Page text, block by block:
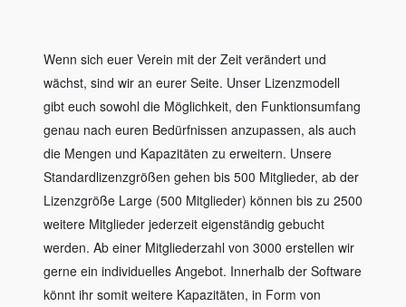
Wenn sich euer Verein mit der Zeit verändert und
wächst, sind wir an eurer Seite. Unser Lizenzmodell
gibt euch sowohl die Möglichkeit, den Funktionsumfang
genau nach euren Bedürfnissen anzupassen, als auch
die Mengen und Kapazitäten zu erweitern. Unsere
Standardlizenzgrößen gehen bis 500 Mitglieder, ab der
Lizenzgröße Large (500 Mitglieder) können bis zu 2500
weitere Mitglieder jederzeit eigenständig gebucht
werden. Ab einer Mitgliederzahl von 3000 erstellen wir
gerne ein individuelles Angebot. Innerhalb der Software
könnt ihr somit weitere Kapazitäten, in Form von